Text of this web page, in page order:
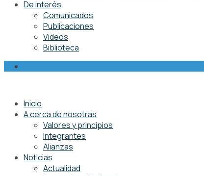
De interés
Comunicados
Publicaciones
Videos
Biblioteca
Inicio
A cerca de nosotras
Valores y principios
Integrantes
Alianzas
Noticias
Actualidad